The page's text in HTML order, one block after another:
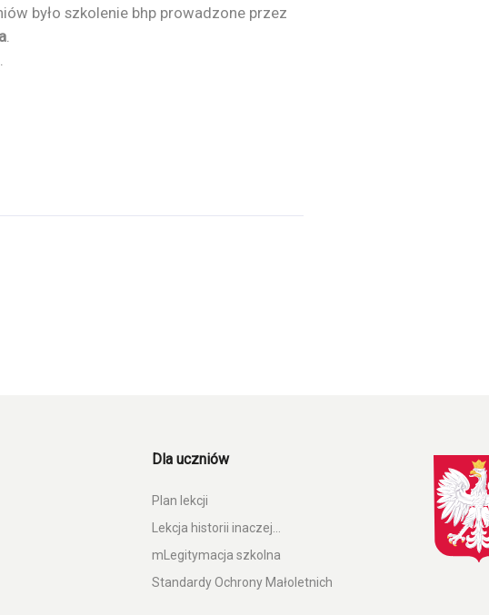
było szkolenie bhp prowadzone przez
.
Dla uczniów
Plan lekcji
Lekcja historii inaczej…
mLegitymacja szkolna
Standardy Ochrony Małoletnich